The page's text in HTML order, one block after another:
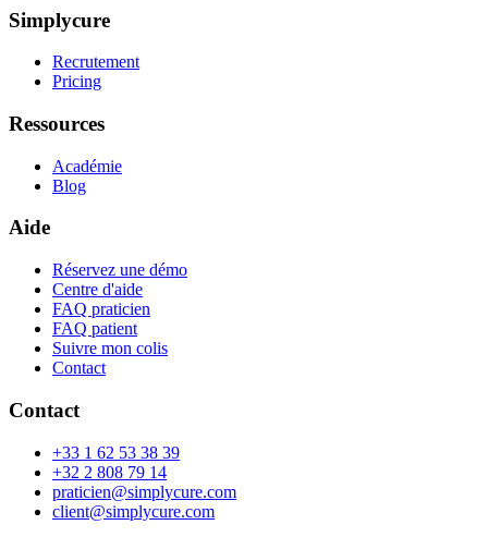
Simplycure
Recrutement
Pricing
Ressources
Académie
Blog
Aide
Réservez une démo
Centre d'aide
FAQ praticien
FAQ patient
Suivre mon colis
Contact
Contact
+33 1 62 53 38 39
+32 2 808 79 14
praticien@simplycure.com
client@simplycure.com